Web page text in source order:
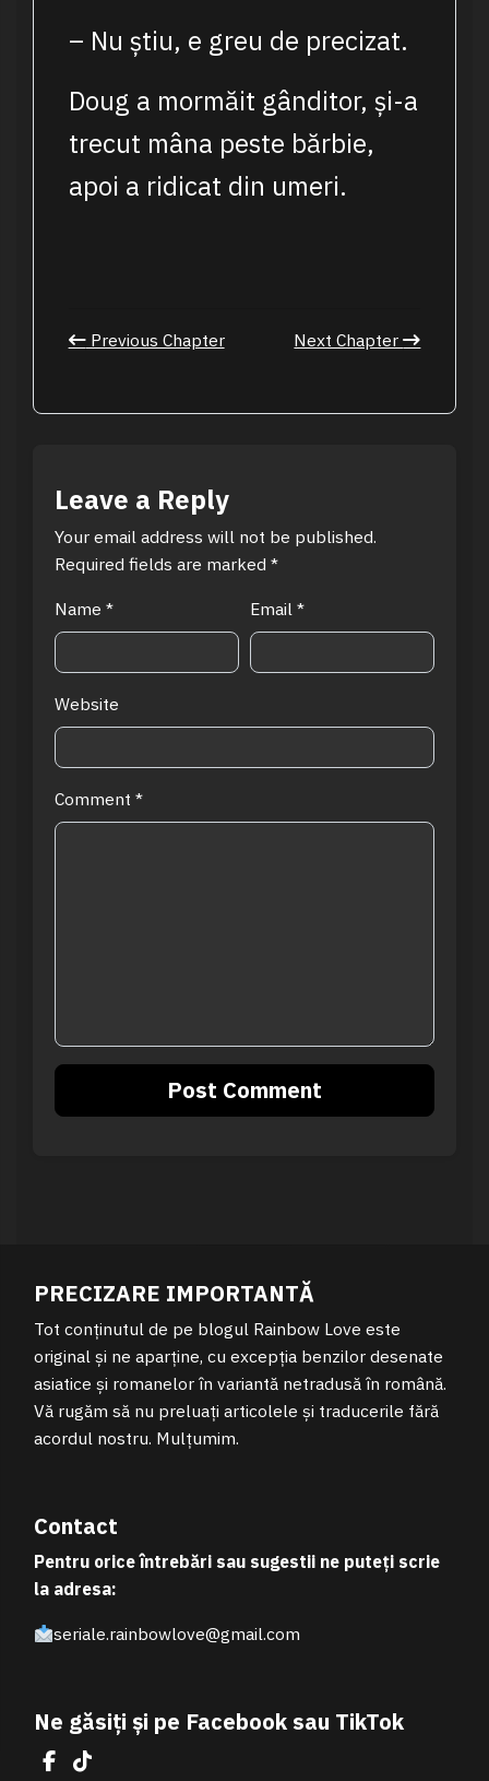
– Nu știu, e greu de precizat.
Doug a mormăit gânditor, și-a
trecut mâna peste bărbie,
apoi a ridicat din umeri.
Previous Chapter Next Chapter
Leave a Reply
Your email address will not be published.
Required fields are marked *
Name * Email *
Website
Comment *
PRECIZARE IMPORTANTĂ
Tot conținutul de pe blogul Rainbow Love este
original și ne aparține, cu excepția benzilor desenate
asiatice și romanelor în variantă netradusă în română.
Vă rugăm să nu preluați articolele și traducerile fără
acordul nostru. Mulțumim.
Contact
Pentru orice întrebări sau sugestii ne puteți scrie
la adresa:
seriale.rainbowlove@gmail.com
Ne găsiți și pe Facebook sau TikTok